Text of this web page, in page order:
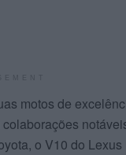
motos de
o V10 do